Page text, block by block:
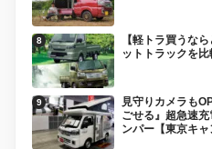
【軽トラ買うな
ットトラックを
見守りカメラも
ごせる』超急速
ンパー【東京キャ